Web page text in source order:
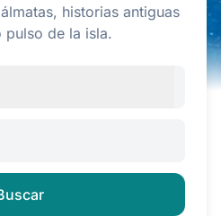
historias antiguas
pulso de la isla.